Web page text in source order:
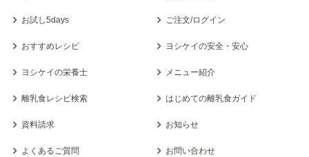
お試し5days ご注文/ログイン
おすすめレシピ ヨシケイの安全・安心
ヨシケイの栄養士 メニュー紹介
離乳食レシピ検索 はじめての離乳食ガイド
資料請求 お知らせ
よくあるご質問 お問い合わせ